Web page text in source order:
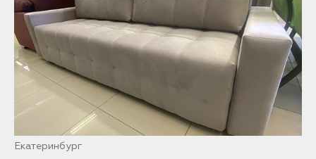
Екатеринбург